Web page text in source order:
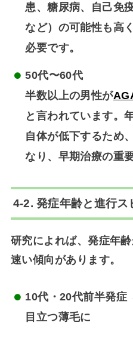
患、糖尿病、自己免
など）の可能性も高
必要です。
50代〜60代
半数以上の男性が
と言われています。
自体が低下するため
なり、早期治療の重
4-2. 発症年齢と進行ス
研究によれば、発症年
速い傾向があります。
10代・20代前半発
目立つ薄毛に